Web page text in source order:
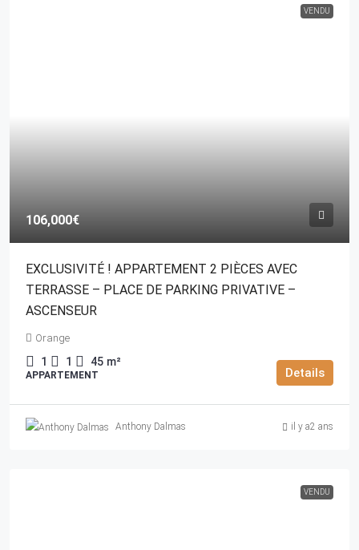
VENDU
106,000€
EXCLUSIVITÉ ! APPARTEMENT 2 PIÈCES AVEC
TERRASSE – PLACE DE PARKING PRIVATIVE –
ASCENSEUR
Orange
1 1 45 m²
APPARTEMENT Details
Anthony Dalmas il y a2 ans
VENDU